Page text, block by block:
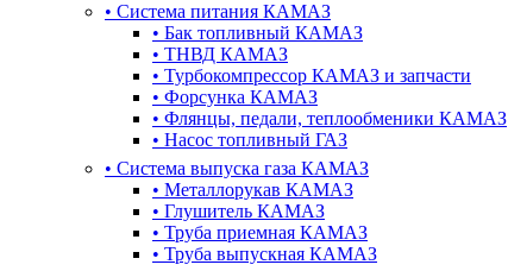
• Система питания КАМАЗ
• Бак топливный КАМАЗ
• ТНВД КАМАЗ
• Турбокомпрессор КАМАЗ и запчасти
• Форсунка КАМАЗ
• Флянцы, педали, теплообменики КАМАЗ
• Насос топливный ГАЗ
• Система выпуска газа КАМАЗ
• Металлорукав КАМАЗ
• Глушитель КАМАЗ
• Труба приемная КАМАЗ
• Труба выпускная КАМАЗ